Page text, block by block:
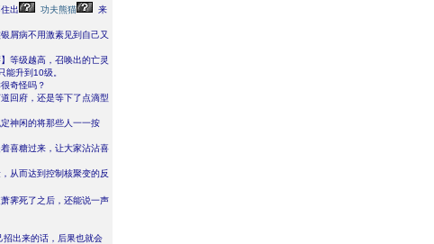
出
功夫熊猫
来
屑病不用激素见到自己又
等级越高，召唤出的亡灵
能升到10级。
奇怪吗？
回府，还是等下了点滴型
神闲的将那些人一一按
喜糖过来，让大家沾沾喜
从而达到控制核聚变的反
霁死了之后，还能说一声
招出来的话，后果也就会